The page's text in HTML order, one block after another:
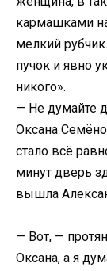
кармашками
мелкий
пучок и явно
никого».
— Не думайте
Оксана
стало всё
минут дверь
вышла
— Вот, —
Оксана, а я